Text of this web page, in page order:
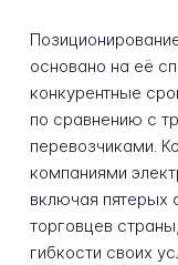
основано на её
конкурентные
по сравнению с
перевозчиками.
компаниями
включая пятерых
торговцев
гибкости своих